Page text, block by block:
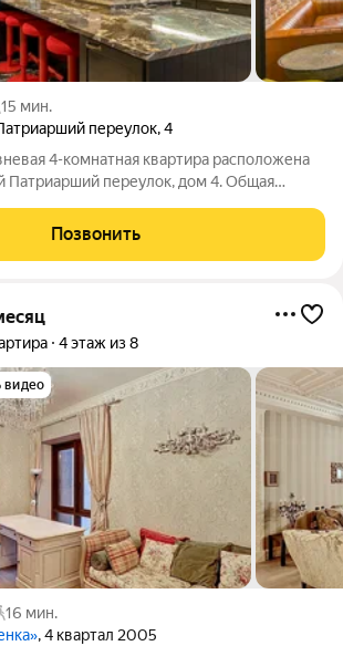
15 мин.
переулок,4
4-комнатная квартира расположена
Патриарший переулок, дом 4. Общая
с использованием натуральных
просторная
Позвонить
4 этаж из 8
видео
16 мин.
, 4 квартал 2005